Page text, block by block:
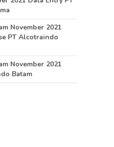
November 2021
PT Alcotraindo
November 2021
Batam